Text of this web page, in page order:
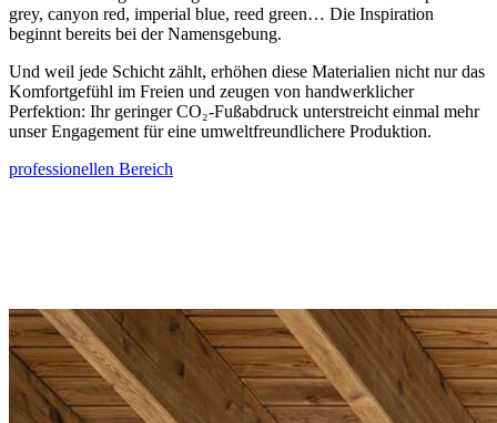
grey, canyon red, imperial blue, reed green… Die Inspiration
beginnt bereits bei der Namensgebung.
Und weil jede Schicht zählt, erhöhen diese Materialien nicht nur das
Komfortgefühl im Freien und zeugen von handwerklicher
Perfektion: Ihr geringer CO₂-Fußabdruck unterstreicht einmal mehr
unser Engagement für eine umweltfreundlichere Produktion.
professionellen Bereich